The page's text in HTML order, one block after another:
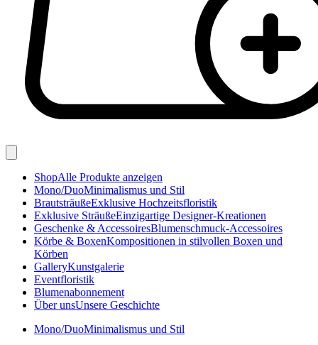
ShopAlle Produkte anzeigen
Mono/DuoMinimalismus und Stil
BrautsträußeExklusive Hochzeitsfloristik
Exklusive SträußeEinzigartige Designer-Kreationen
Geschenke & AccessoiresBlumenschmuck-Accessoires
Körbe & BoxenKompositionen in stilvollen Boxen und
Körben
GalleryKunstgalerie
Eventfloristik
Blumenabonnement
Über unsUnsere Geschichte
Mono/DuoMinimalismus und Stil